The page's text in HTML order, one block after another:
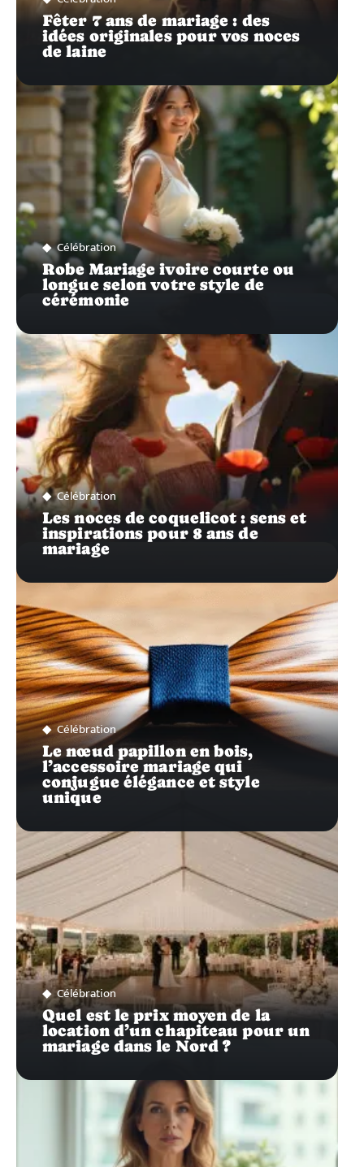
Fêter 7 ans de mariage : des
idées originales pour vos noces
de laine
Célébration
Robe Mariage ivoire courte ou
longue selon votre style de
cérémonie
Célébration
Les noces de coquelicot : sens et
inspirations pour 8 ans de
mariage
Célébration
Le nœud papillon en bois,
l’accessoire mariage qui
conjugue élégance et style
unique
Célébration
Quel est le prix moyen de la
location d’un chapiteau pour un
mariage dans le Nord ?